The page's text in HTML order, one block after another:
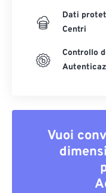
Dati
Centri
Controllo
Vuoi